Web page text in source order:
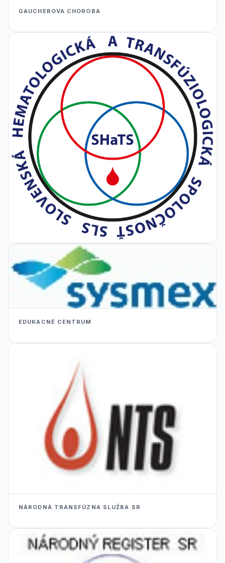
GAUCHEROVA CHOROBA
EDUKACNÉ CENTRUM
NÁRODNÁ TRANSFÚZNA SLUŽBA SR